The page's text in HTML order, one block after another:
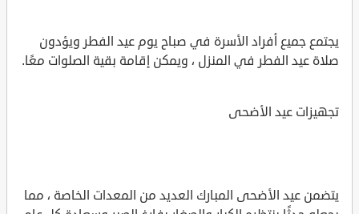
يجتمع جميع أفراد الأسرة في صباح يوم عيد الفطر ويؤدون
صلاة عيد الفطر في المنزل ، ويمكن إقامة بقية الصلوات معًا.
تجهيزات عيد الأضحى
يتضمن عيد الأضحى المبارك العديد من المعدات الخاصة ، مما